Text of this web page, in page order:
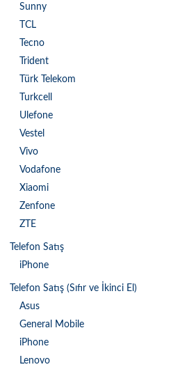
Sunny
TCL
Tecno
Trident
Türk Telekom
Turkcell
Ulefone
Vestel
Vivo
Vodafone
Xiaomi
Zenfone
ZTE
Telefon Satış
iPhone
Telefon Satış (Sıfır ve İkinci El)
Asus
General Mobile
iPhone
Lenovo